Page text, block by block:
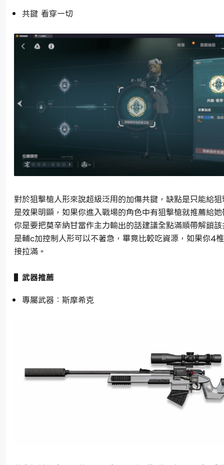
共鍵 看穿一切
對於狙擊槍人形來說超級泛用的加傷共鍵，缺點是只能給
是效果明顯，如果你進入戰場的角色中有狙擊槍就推薦給
你是要把莫辛納甘當作主力輸出的話建議全點滿順帶解鎖
是輔c加控制人形可以不著急，畢竟比較吃資源，如果你4
接拉滿。
▌武器推薦
專屬武器：斯摩希克